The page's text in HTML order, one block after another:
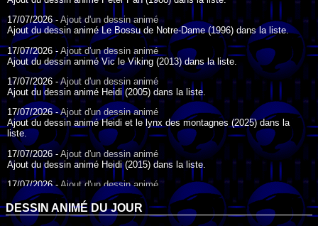
17/07/2026 -Ajout d'un dessin animé
Ajout du dessin animé Le Bossu de Notre-Dame (1996) dans la liste.
17/07/2026 - Ajout d'un dessin animé
Ajout du dessin animé Vic le Viking (2013) dans la liste.
17/07/2026 -Ajout d'un dessin animé
Ajout du dessin animé Heidi (2005) dans la liste.
17/07/2026 -Ajout d'un dessin animé
Ajout du dessin animé Heidi et le lynx des montagnes (2025) dans la
liste.
17/07/2026 -Ajout d'un dessin animé
Ajout du dessin animé Heidi (2015) dans la liste.
17/07/2026 - Ajout d'un dessin animé
Ajout du dessin animé Heidi (1995) dans la liste.
09/07/2026 -Ajout d'un dessin animé
DESSIN ANIMÉ DU JOUR